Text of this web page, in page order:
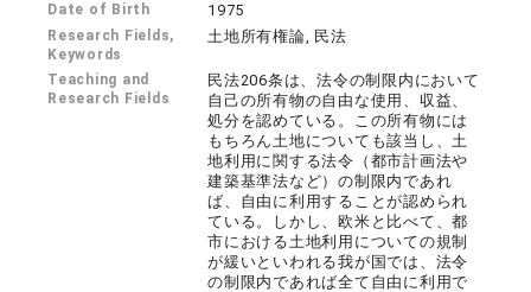
Date of Birth 1975
Research Fields,
Keywords
土地所有権論, 民法
Teaching and
Research Fields
民法206条は、法令の制限内において
自己の所有物の自由な使用、収益、
処分を認めている。この所有物には
もちろん土地についても該当し、土
地利用に関する法令（都市計画法や
建築基準法など）の制限内であれ
ば、自由に利用することが認められ
ている。しかし、欧米と比べて、都
市における土地利用についての規制
が緩いといわれる我が国では、法令
の制限内であれば全て自由に利用で